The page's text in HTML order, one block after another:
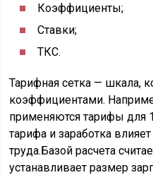
Коэффициенты;
Ставки;
ТКС.
Тарифная сетка — шкала,
коэффициентами.
применяются тарифы для
тарифа и заработка
труда.Базой расчета
устанавливает размер